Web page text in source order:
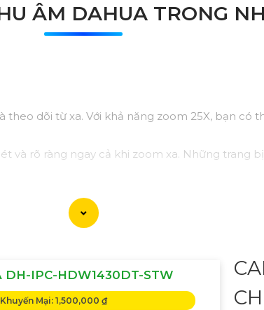
ÂM DAHUA TRONG
dõi từ xa. Với khả năng zoom 25X, bạn có
và rõ ràng ngay cả khi zoom xa. Những trang
Camera Zoom 25X giúp bạn nhận biết và phát
linh hoạt trong nhiều môi trường khác
và giám sát từ xa mọi lúc, mọi nơi mà không
DH-IPC-HDW1430DT-STW
Mại: 1,500,000 ₫